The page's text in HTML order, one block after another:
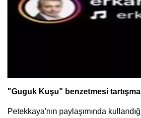
"Guguk Kuşu" benzetmesi tartışma
Petekkaya'nın paylaşımında